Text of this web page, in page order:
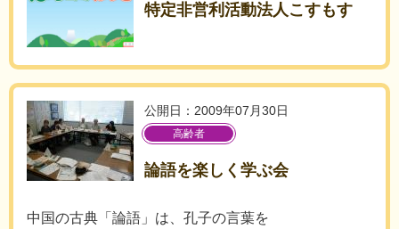
特定非営利活動法人こすもす
公開日：2009年07月30日
高齢者
論語を楽しく学ぶ会
中国の古典「論語」は、孔子の言葉を